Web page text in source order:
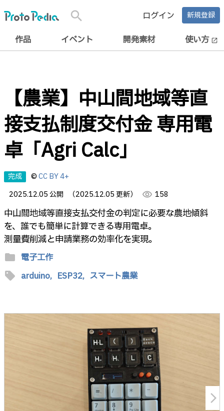
search ログイン 新規登録
作品 イベント 開発素材 使い方 open_in_new
【農業】中山間地域等直
接支払制度交付金 専用電
卓「Agri Calc」
完成 ©CC BY 4+
2025.12.05 公開
（2025.12.05 更新） visibility 158
中山間地域等直接支払交付金の判定に必要な農地傾斜
を、誰でも簡単に計算できる専用電卓。
測量費削減と申請業務の効率化を実現。
folder 電子工作
sell arduino, ESP32, スマート農業
arrow_forward_ios